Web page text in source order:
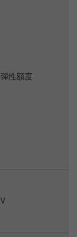
彈性額度
V